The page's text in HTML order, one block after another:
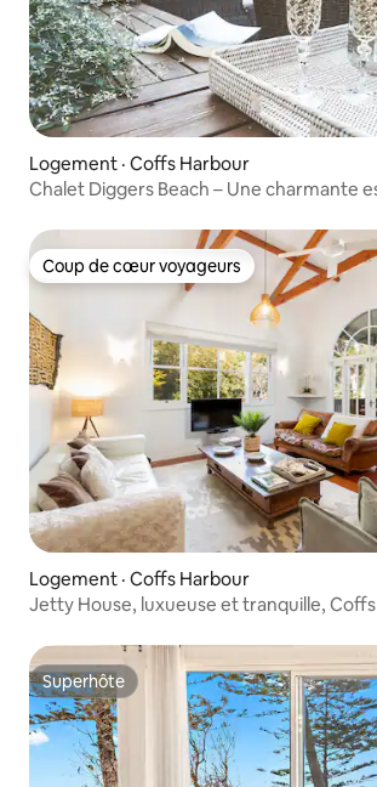
Logement · Coffs Harbour
Chalet Diggers Beach – Une charmante
Coup de cœur voyageurs
Coup de cœur voyageurs
Logement · Coffs Harbour
Jetty House, luxueuse et tranquille,
Superhôte
Superhôte